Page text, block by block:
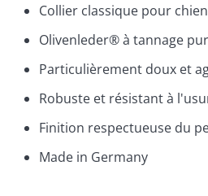
Collier classique pour
Olivenleder® à tannage
Particulièrement doux et
Robuste et résistant à
Finition respectueuse du
Made in Germany